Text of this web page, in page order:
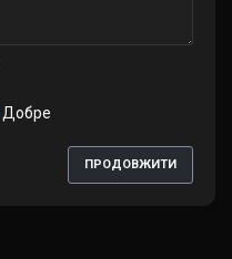
Добре
ПРОДОВЖИТИ